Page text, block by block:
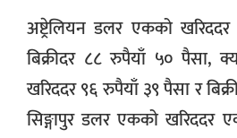
अष्ट्रेलियन डलर एकको
बिक्रीदर ८८ रुपैयाँ ५० पैसा,
खरिददर ९६ रुपैयाँ ३९ पैसा र
सिङ्गापुर डलर एकको